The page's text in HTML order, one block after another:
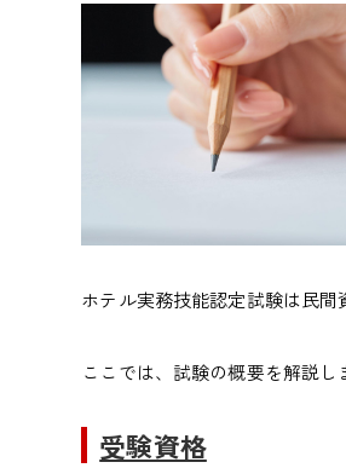
ホテル実務技能認定試験は民間
ここでは、試験の概要を解説し
受験資格